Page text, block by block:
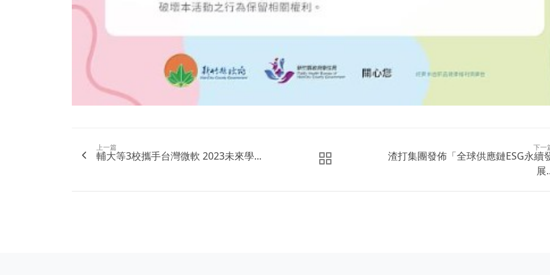
上一篇
輔大等3校攜手台灣微軟 2023未來學...
下一
渣打集團發佈「全球供應鏈ESG永續
展